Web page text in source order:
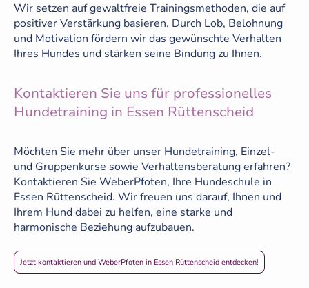
Wir setzen auf gewaltfreie Trainingsmethoden, die auf
positiver Verstärkung basieren. Durch Lob, Belohnung
und Motivation fördern wir das gewünschte Verhalten
Ihres Hundes und stärken seine Bindung zu Ihnen.
Kontaktieren Sie uns für professionelles
Hundetraining in Essen Rüttenscheid
Möchten Sie mehr über unser Hundetraining, Einzel-
und Gruppenkurse sowie Verhaltensberatung erfahren?
Kontaktieren Sie WeberPfoten, Ihre Hundeschule in
Essen Rüttenscheid. Wir freuen uns darauf, Ihnen und
Ihrem Hund dabei zu helfen, eine starke und
harmonische Beziehung aufzubauen.
Jetzt kontaktieren und WeberPfoten in Essen Rüttenscheid entdecken!